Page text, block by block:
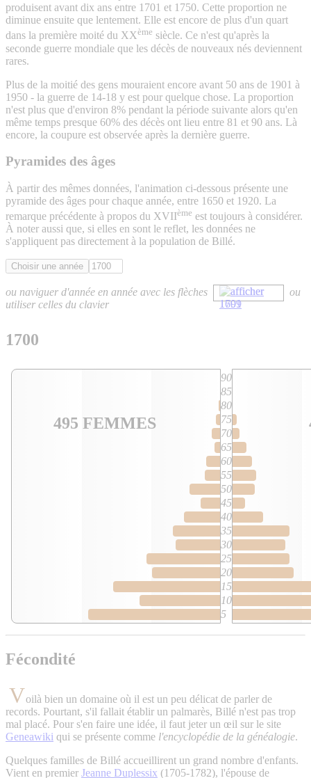
produisent avant dix ans entre 1701 et 1750. Cette proportion ne
diminue ensuite que lentement. Elle est encore de plus d'un quart
dans la première moité du XXème siècle. Ce n'est qu'après la
seconde guerre mondiale que les décès de nouveaux nés deviennent
rares.
Plus de la moitié des gens mouraient encore avant 50 ans de 1901 à
1950 - la guerre de 14-18 y est pour quelque chose. La proportion
n'est plus que d'environ 8% pendant la période suivante alors qu'en
même temps presque 60% des décès ont lieu entre 81 et 90 ans. Là
encore, la coupure est observée après la dernière guerre.
Pyramides des âges
À partir des mêmes données, l'animation ci-dessous présente une
pyramide des âges pour chaque année, entre 1650 et 1920. La
remarque précédente à propos du XVIIème est toujours à considérer.
À noter aussi que, si elles en sont le reflet, les données ne
s'appliquent pas directement à la population de Billé.
ou naviguer d'année en année avec les flèches
ou
utiliser celles du clavier
1700
495 FEMMES
90
85
80
75
70
65
60
55
50
45
40
35
30
25
20
15
10
5
Fécondité
Voilà bien un domaine où il est un peu délicat de parler de
records. Pourtant, s'il fallait établir un palmarès, Billé n'est pas trop
mal placé. Pour s'en faire une idée, il faut jeter un œil sur le site
Geneawiki qui se présente comme l'encyclopédie de la généalogie.
Quelques familles de Billé accueillirent un grand nombre d'enfants.
Vient en premier Jeanne Duplessix (1705-1782), l'épouse de